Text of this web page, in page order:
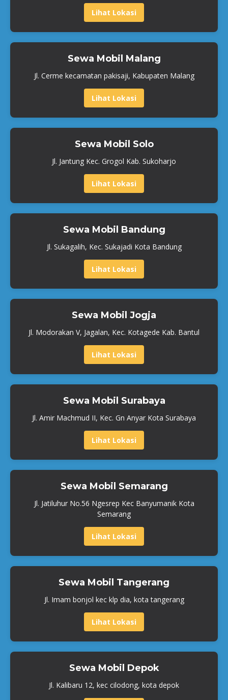
Lihat Lokasi
Sewa Mobil Malang
Jl. Cerme kecamatan pakisaji, Kabupaten Malang
Lihat Lokasi
Sewa Mobil Solo
Jl. Jantung Kec. Grogol Kab. Sukoharjo
Lihat Lokasi
Sewa Mobil Bandung
Jl. Sukagalih, Kec. Sukajadi Kota Bandung
Lihat Lokasi
Sewa Mobil Jogja
Jl. Modorakan V, Jagalan, Kec. Kotagede Kab. Bantul
Lihat Lokasi
Sewa Mobil Surabaya
Jl. Amir Machmud II, Kec. Gn Anyar Kota Surabaya
Lihat Lokasi
Sewa Mobil Semarang
Jl. Jatiluhur No.56 Ngesrep Kec Banyumanik Kota
Semarang
Lihat Lokasi
Sewa Mobil Tangerang
Jl. Imam bonjol kec klp dia, kota tangerang
Lihat Lokasi
Sewa Mobil Depok
Jl. Kalibaru 12, kec cilodong, kota depok